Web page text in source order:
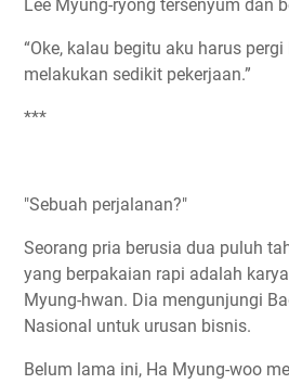
Lee Myung-ryong tersenyum dan
“Oke, kalau begitu aku harus pergi
melakukan sedikit pekerjaan.”
***
"Sebuah perjalanan?"
Seorang pria berusia dua puluh
yang berpakaian rapi adalah
Myung-hwan. Dia mengunjungi
Nasional untuk urusan bisnis.
Belum lama ini, Ha Myung-woo